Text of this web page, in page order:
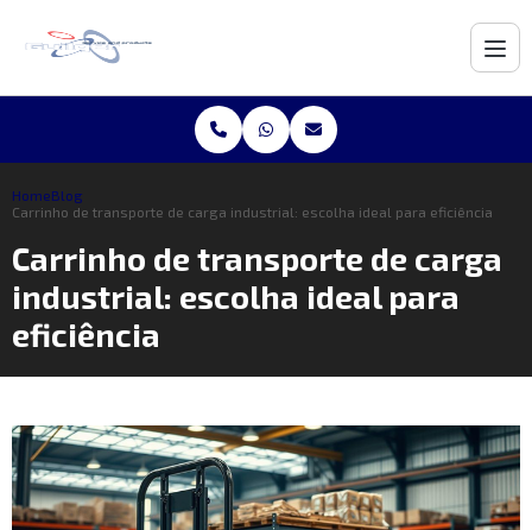
HomeBlog
Carrinho de transporte de carga industrial: escolha ideal para eficiência
Carrinho de transporte de carga
industrial: escolha ideal para
eficiência